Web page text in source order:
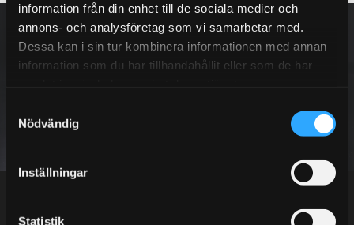
information från din enhet till de sociala medier och
annons- och analysföretag som vi samarbetar med.
Dessa kan i sin tur kombinera informationen med annan
information som du har tillhandahållit eller som de har
Nödvändig
Inställningar
Statistik
NEWSLETTER
privacy policy